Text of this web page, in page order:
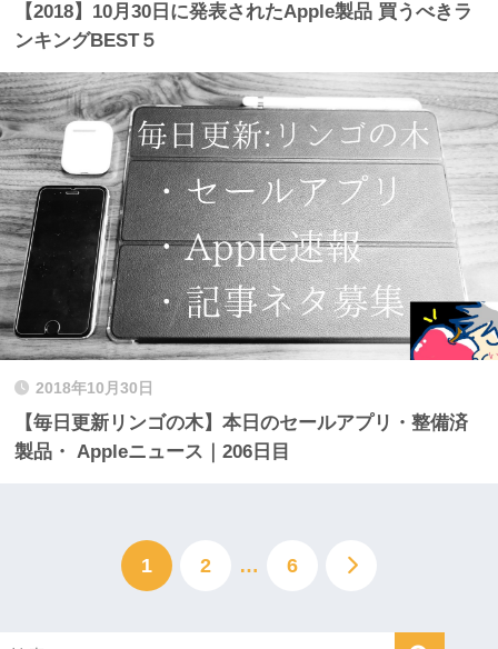
【2018】10月30日に発表されたApple製品 買うべきラ
ンキングBEST５
2018年10月30日
【毎日更新リンゴの木】本日のセールアプリ・整備済
製品・ Appleニュース｜206日目
1 2 … 6